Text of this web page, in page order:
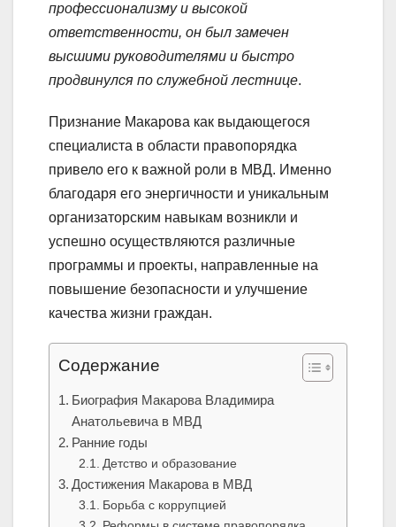
профессионализму и высокой
ответственности, он был замечен
высшими руководителями и быстро
продвинулся по служебной лестнице.
Признание Макарова как выдающегося
специалиста в области правопорядка
привело его к важной роли в МВД. Именно
благодаря его энергичности и уникальным
организаторским навыкам возникли и
успешно осуществляются различные
программы и проекты, направленные на
повышение безопасности и улучшение
качества жизни граждан.
Содержание
Биография Макарова Владимира
Анатольевича в МВД
Ранние годы
Детство и образование
Достижения Макарова в МВД
Борьба с коррупцией